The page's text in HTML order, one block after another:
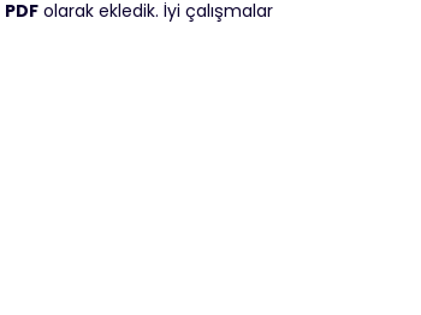
PDF olarak ekledik. İyi çalışmalar